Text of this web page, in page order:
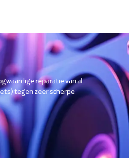
reparatie van al
tegen zeer scherpe